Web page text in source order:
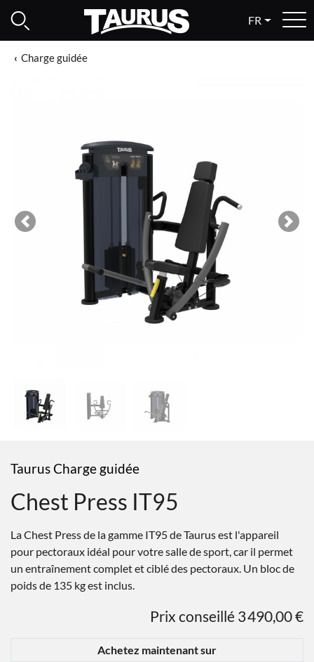
FR
Charge guidée
Previous Next
Taurus Charge guidée
Chest Press IT95
La Chest Press de la gamme IT95 de Taurus est l'appareil
pour pectoraux idéal pour votre salle de sport, car il permet
un entraînement complet et ciblé des pectoraux. Un bloc de
poids de 135 kg est inclus.
Prix conseillé 3 490,00 €
Achetez maintenant sur